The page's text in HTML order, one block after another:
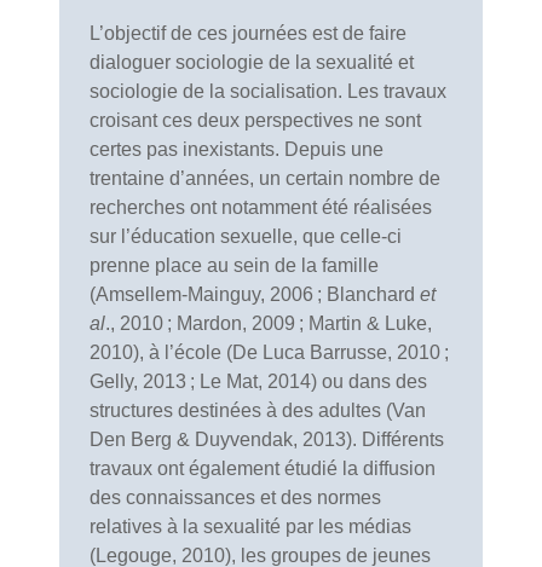
L’objectif de ces journées est de faire
dialoguer sociologie de la sexualité et
sociologie de la socialisation. Les travaux
croisant ces deux perspectives ne sont
certes pas inexistants. Depuis une
trentaine d’années, un certain nombre de
recherches ont notamment été réalisées
sur l’éducation sexuelle, que celle-ci
prenne place au sein de la famille
(Amsellem-Mainguy, 2006 ; Blanchard et
al., 2010 ; Mardon, 2009 ; Martin & Luke,
2010), à l’école (De Luca Barrusse, 2010 ;
Gelly, 2013 ; Le Mat, 2014) ou dans des
structures destinées à des adultes (Van
Den Berg & Duyvendak, 2013). Différents
travaux ont également étudié la diffusion
des connaissances et des normes
relatives à la sexualité par les médias
(Legouge, 2010), les groupes de jeunes